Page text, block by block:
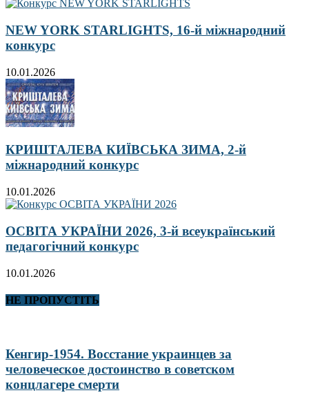
NEW YORK STARLIGHTS, 16-й міжнародний
конкурс
10.01.2026
КРИШТАЛЕВА КИЇВСЬКА ЗИМА, 2-й
міжнародний конкурс
10.01.2026
ОСВІТА УКРАЇНИ 2026, 3-й всеукраїнський
педагогічний конкурс
10.01.2026
НЕ ПРОПУСТІТЬ
Кенгир-1954. Восстание украинцев за
человеческое достоинство в советском
концлагере смерти